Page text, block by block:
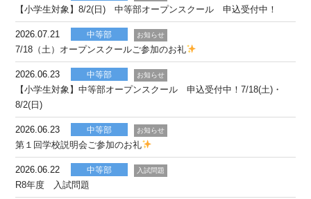
【小学生対象】8/2(日) 中等部オープンスクール 申込受付中！
2026.07.21 中等部 お知らせ
7/18（土）オープンスクールご参加のお礼
2026.06.23 中等部 お知らせ
【小学生対象】中等部オープンスクール 申込受付中！7/18(土)・
8/2(日)
2026.06.23 中等部 お知らせ
第１回学校説明会ご参加のお礼
2026.06.22 中等部 入試問題
R8年度 入試問題